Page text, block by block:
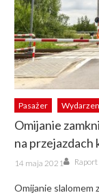
Pasażer
Omijanie
na przejazdach
Posted
on
14 maja 2021 Author
Omijanie slalomem